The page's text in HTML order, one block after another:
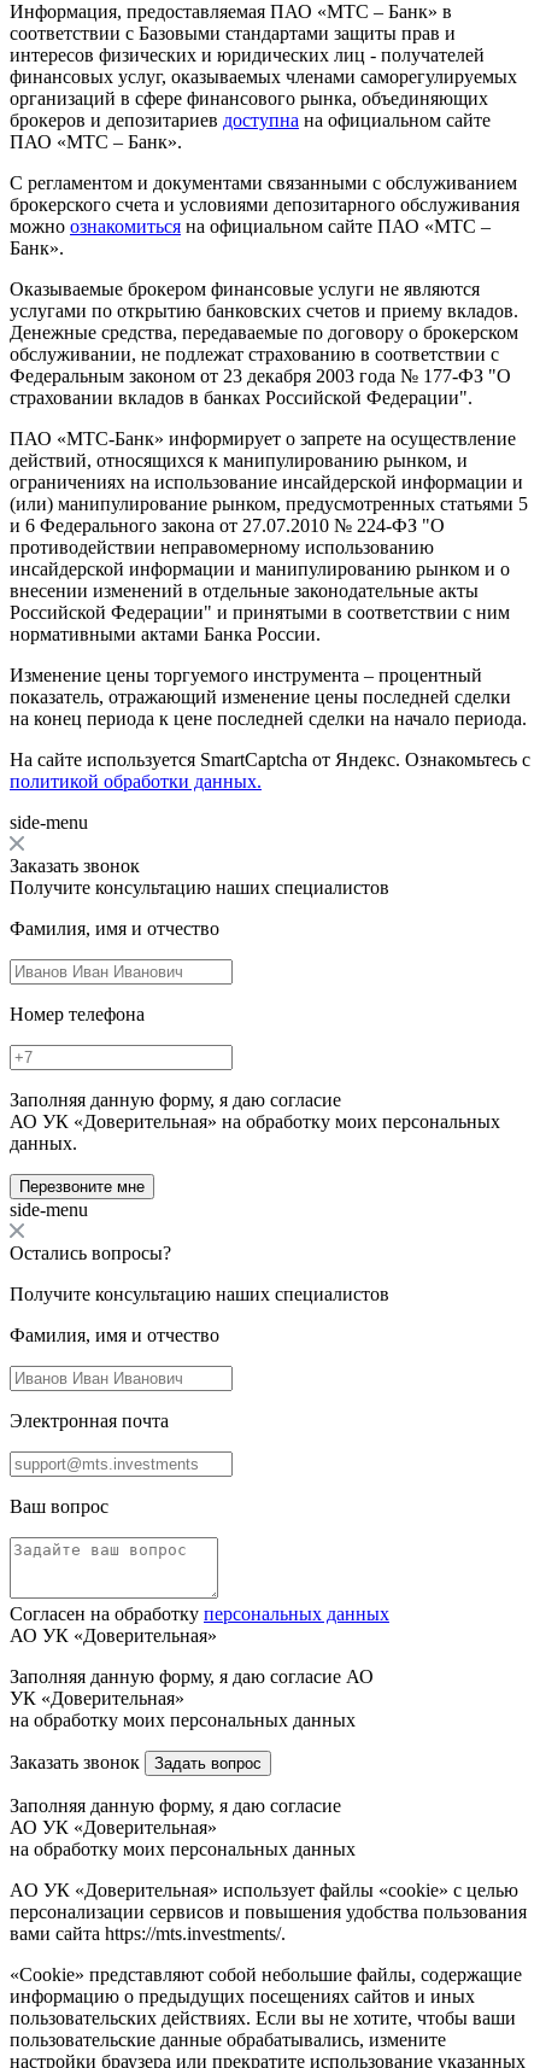
Информация, предоставляемая ПАО «МТС – Банк» в
соответствии с Базовыми стандартами защиты прав и
интересов физических и юридических лиц - получателей
финансовых услуг, оказываемых членами саморегулируемых
организаций в сфере финансового рынка, объединяющих
брокеров и депозитариев доступна на официальном сайте
ПАО «МТС – Банк».
С регламентом и документами связанными с обслуживанием
брокерского счета и условиями депозитарного обслуживания
можно ознакомиться на официальном сайте ПАО «МТС –
Банк».
Оказываемые брокером финансовые услуги не являются
услугами по открытию банковских счетов и приему вкладов.
Денежные средства, передаваемые по договору о брокерском
обслуживании, не подлежат страхованию в соответствии с
Федеральным законом от 23 декабря 2003 года № 177-ФЗ "О
страховании вкладов в банках Российской Федерации".
ПАО «МТС-Банк» информирует о запрете на осуществление
действий, относящихся к манипулированию рынком, и
ограничениях на использование инсайдерской информации и
(или) манипулирование рынком, предусмотренных статьями 5
и 6 Федерального закона от 27.07.2010 № 224-ФЗ "О
противодействии неправомерному использованию
инсайдерской информации и манипулированию рынком и о
внесении изменений в отдельные законодательные акты
Российской Федерации" и принятыми в соответствии с ним
нормативными актами Банка России.
Изменение цены торгуемого инструмента – процентный
показатель, отражающий изменение цены последней сделки
на конец периода к цене последней сделки на начало периода.
На сайте используется SmartCaptcha от Яндекс. Ознакомьтесь с
политикой обработки данных.
side-menu
Заказать звонок
Получите консультацию наших специалистов
Фамилия, имя и отчество
Номер телефона
Заполняя данную форму, я даю согласие
АО УК «Доверительная» на обработку моих персональных
данных.
Перезвоните мне
side-menu
Остались вопросы?
Получите консультацию наших специалистов
Фамилия, имя и отчество
Электронная почта
Ваш вопрос
Согласен на обработку персональных данных
АО УК «Доверительная»
Заполняя данную форму, я даю согласие АО
УК «Доверительная»
на обработку моих персональных данных
Заказать звонок Задать вопрос
Заполняя данную форму, я даю согласие
АО УК «Доверительная»
на обработку моих персональных данных
AO УК «Доверительная» использует файлы «cookie» с целью
персонализации сервисов и повышения удобства пользования
вами сайта https://mts.investments/.
«Cookie» представляют собой небольшие файлы, содержащие
информацию о предыдущих посещениях сайтов и иных
пользовательских действиях. Если вы не хотите, чтобы ваши
пользовательские данные обрабатывались, измените
настройки браузера или прекратите использование указанных